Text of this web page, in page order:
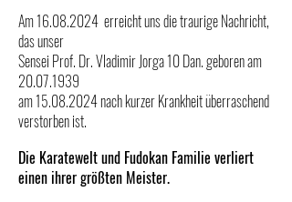
Am16.08.2024 erreicht uns die traurige Nachricht,
das unser
Sensei Prof. Dr. Vladimir Jorga 10 Dan. geboren am
20.07.1939
am 15.08.2024 nach kurzer Krankheit überraschend
verstorben ist.
Die Karatewelt und Fudokan Familie verliert
einen ihrer größten Meister.